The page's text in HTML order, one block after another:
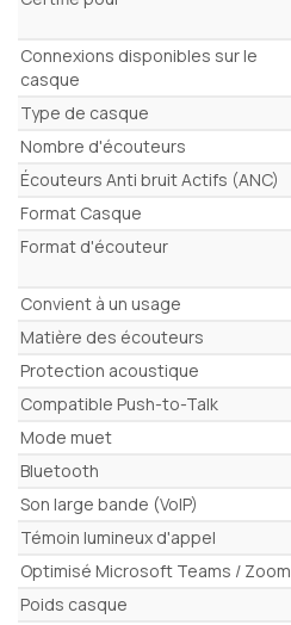
Connexions disponibles sur le
casque
Type de casque
Nombre d'écouteurs
Écouteurs Anti bruit Actifs (ANC)
Format Casque
Format d'écouteur
Convient à un usage
Matière des écouteurs
Protection acoustique
Compatible Push-to-Talk
Mode muet
Bluetooth
Son large bande (VoIP)
Témoin lumineux d'appel
Optimisé Microsoft Teams / Zoom
Poids casque